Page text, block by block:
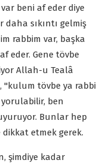
beni af eder diye
sıkıntı gelmiş
rabbim var, başka
eder. Gene tövbe
Allah-u Tealâ
"kulum tövbe ya rabbi
ben
Bunlar hep
dikkat etmek gerek.
şimdiye kadar